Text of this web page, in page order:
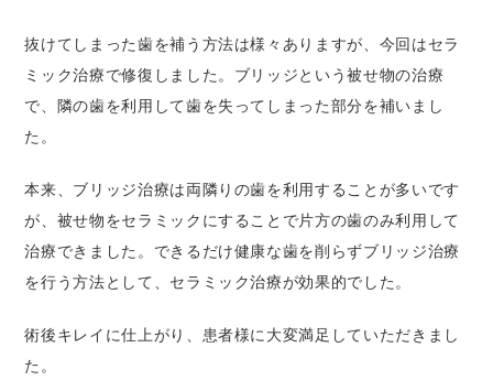
抜けてしまった歯を補う方法は様々ありますが、今回はセラ
ミック治療で修復しました。ブリッジという被せ物の治療
で、隣の歯を利用して歯を失ってしまった部分を補いまし
た。
本来、ブリッジ治療は両隣りの歯を利用することが多いです
が、被せ物をセラミックにすることで片方の歯のみ利用して
治療できました。できるだけ健康な歯を削らずブリッジ治療
を行う方法として、セラミック治療が効果的でした。
術後キレイに仕上がり、患者様に大変満足していただきまし
た。